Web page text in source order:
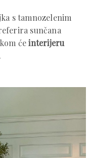
s tamnozelenim
sunčana
ćeinterijeru
.